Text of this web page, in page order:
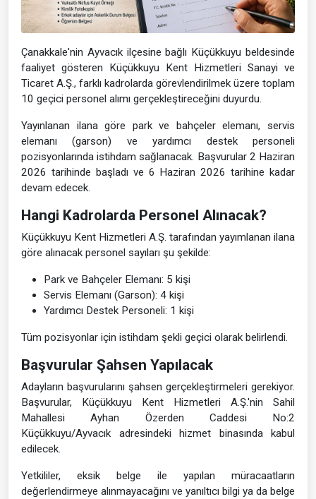
Çanakkale'nin Ayvacık ilçesine bağlı Küçükkuyu beldesinde
faaliyet gösteren Küçükkuyu Kent Hizmetleri Sanayi ve
Ticaret A.Ş., farklı kadrolarda görevlendirilmek üzere toplam
10 geçici personel alımı gerçekleştireceğini duyurdu.
Yayınlanan ilana göre park ve bahçeler elemanı, servis
elemanı (garson) ve yardımcı destek personeli
pozisyonlarında istihdam sağlanacak. Başvurular 2 Haziran
2026 tarihinde başladı ve 6 Haziran 2026 tarihine kadar
devam edecek.
Hangi Kadrolarda Personel Alınacak?
Küçükkuyu Kent Hizmetleri A.Ş. tarafından yayımlanan ilana
göre alınacak personel sayıları şu şekilde:
Park ve Bahçeler Elemanı: 5 kişi
Servis Elemanı (Garson): 4 kişi
Yardımcı Destek Personeli: 1 kişi
Tüm pozisyonlar için istihdam şekli geçici olarak belirlendi.
Başvurular Şahsen Yapılacak
Adayların başvurularını şahsen gerçekleştirmeleri gerekiyor.
Başvurular, Küçükkuyu Kent Hizmetleri A.Ş.'nin Sahil
Mahallesi Ayhan Özerden Caddesi No:2
Küçükkuyu/Ayvacık adresindeki hizmet binasında kabul
edilecek.
Yetkililer, eksik belge ile yapılan müracaatların
değerlendirmeye alınmayacağını ve yanıltıcı bilgi ya da belge